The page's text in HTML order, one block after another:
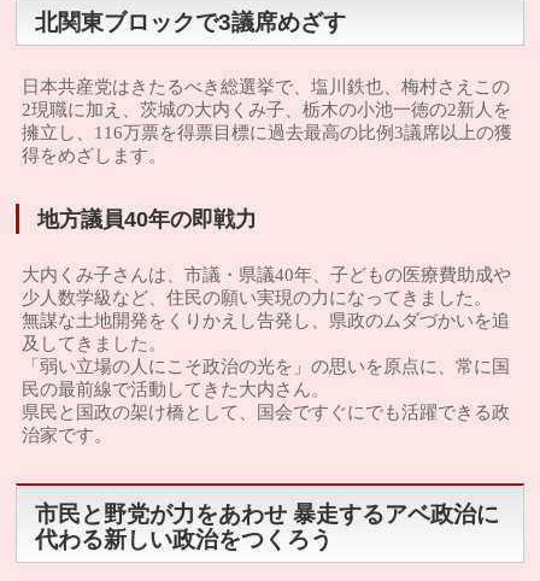
北関東ブロックで3議席めざす
日本共産党はきたるべき総選挙で、塩川鉄也、梅村さえこの
2現職に加え、茨城の大内くみ子、栃木の小池一徳の2新人を
擁立し、116万票を得票目標に過去最高の比例3議席以上の獲
得をめざします。
地方議員40年の即戦力
大内くみ子さんは、市議・県議40年、子どもの医療費助成や
少人数学級など、住民の願い実現の力になってきました。
無謀な土地開発をくりかえし告発し、県政のムダづかいを追
及してきました。
「弱い立場の人にこそ政治の光を」の思いを原点に、常に国
民の最前線で活動してきた大内さん。
県民と国政の架け橋として、国会ですぐにでも活躍できる政
治家です。
市民と野党が力をあわせ 暴走するアベ政治に
代わる新しい政治をつくろう